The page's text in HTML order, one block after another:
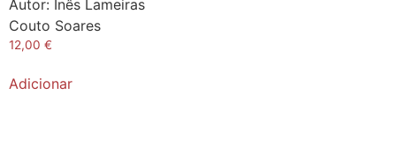
Autor: Inês Lameiras
Couto Soares
12,00 €
Adicionar